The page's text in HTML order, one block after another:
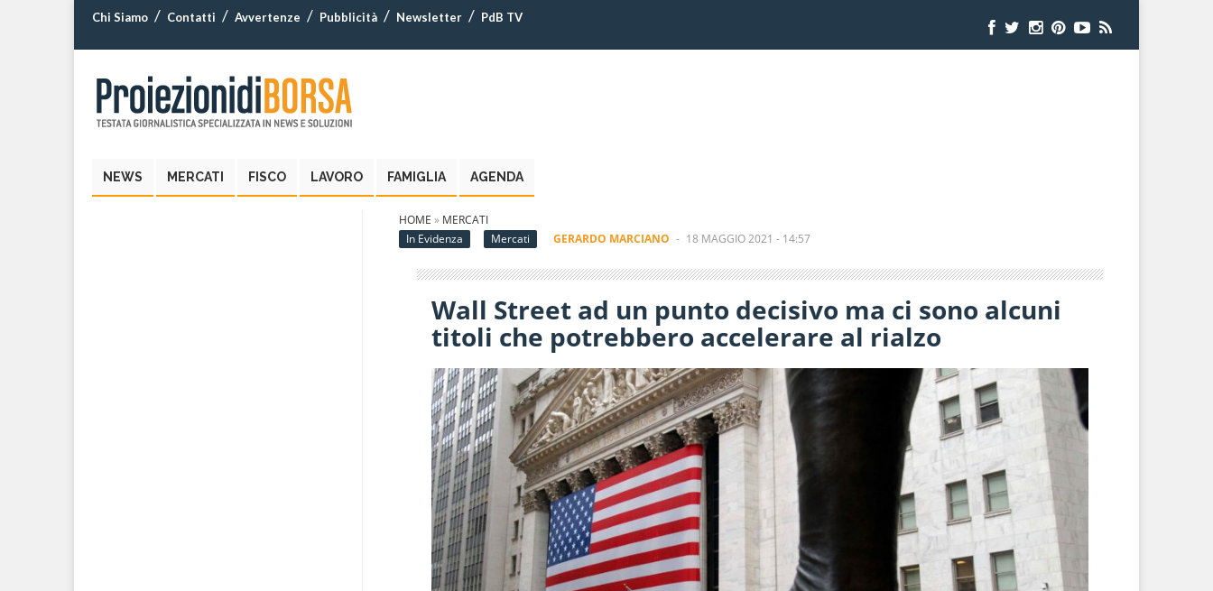
Chi Siamo Contatti Avvertenze Pubblicità Newsletter PdB TV
NEWS MERCATI FISCO LAVORO FAMIGLIA AGENDA
HOME » MERCATI
In Evidenza
Mercati GERARDO MARCIANO - 18 MAGGIO 2021 - 14:57
Wall Street ad un punto decisivo ma ci sono alcuni
titoli che potrebbero accelerare al rialzo